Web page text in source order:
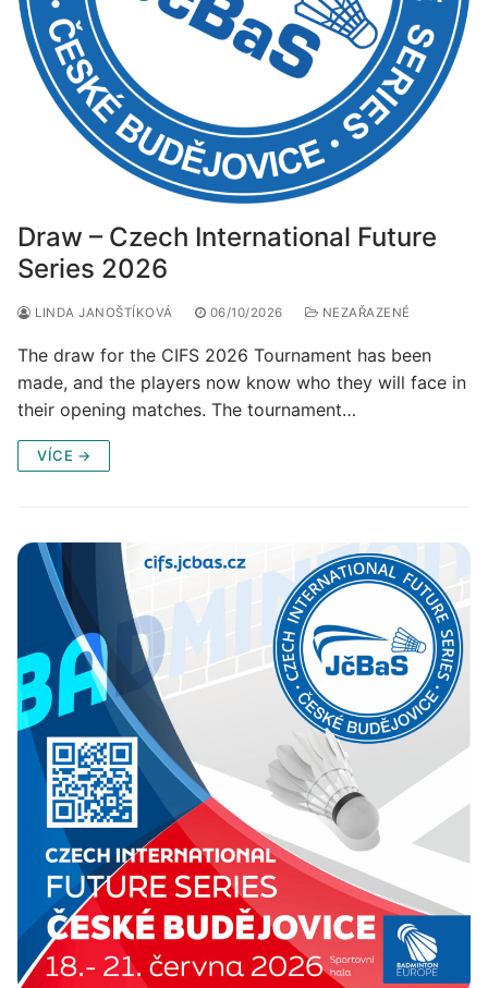
Draw – Czech International Future
Series 2026
LINDA JANOŠTÍKOVÁ 06/10/2026 NEZAŘAZENÉ
The draw for the CIFS 2026 Tournament has been
made, and the players now know who they will face in
their opening matches. The tournament…
VÍCE →